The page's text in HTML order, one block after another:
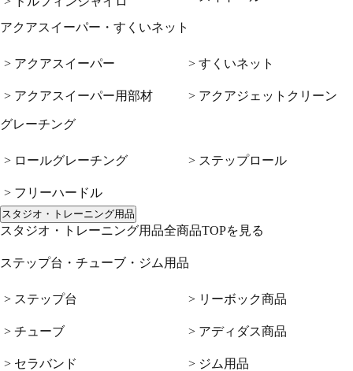
アクアスイーパー・すくいネット
> アクアスイーパー
> アクアスイーパー用部材
> すくいネット
> アクアジェットクリーン
グレーチング
> ロールグレーチング
> フリーハードル
> ステップロール
スタジオ・トレーニング用品
スタジオ・トレーニング用品全商品TOPを見る
ステップ台・チューブ・ジム用品
> ステップ台
> チューブ
> セラバンド
> リーボック商品
> アディダス商品
> ジム用品